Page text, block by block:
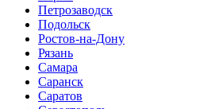
Петрозаводск
Подольск
Ростов-на-Дону
Рязань
Самара
Саранск
Саратов